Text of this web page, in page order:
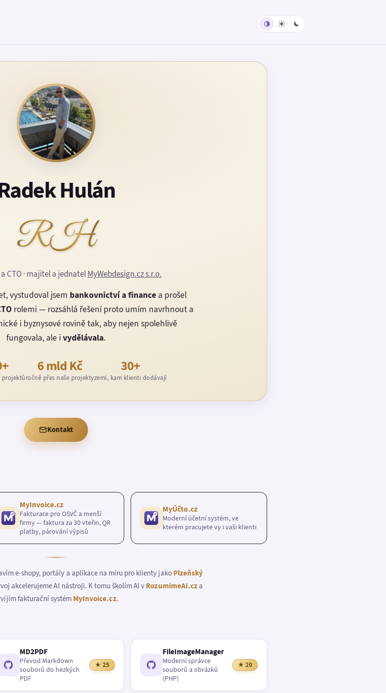
Hulán
RH
CTO · majitel a jednatelMyWebdesign.cz s.r.o.
vystudoval jsem bankovnictví a financea prošel
rolemi — rozsáhlá řešení proto umím navrhnout a
i byznysové rovině tak, aby nejen spolehlivě
fungovala, ale i vydělávala.
6 mld Kč
ročně přes naše projekty
30+
zemí, kam klienti dodávají
Kontakt
MyInvoice.cz
Fakturace pro OSVČ a menší
firmy — faktura za 30 vteřin, QR
platby, párování výpisů
MyÚčto.cz
Moderní účetní systém, ve
kterém pracujete vy i vaši klienti
e-shopy, portály a aplikace na míru pro klienty jako Plzeňský
akcelerujeme AI nástroji. K tomu školím AI v RozumimeAI.cza
fakturační systémMyInvoice.cz.
MD2PDF
Převod Markdown
souborů do hezkých
PDF
★ 25
FileImageManager
Moderní správce
souborů a obrázků
(PHP)
★ 20